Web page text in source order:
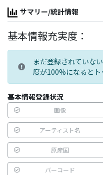
サマリー/統計情報
基本情報充実度：
まだ登録されていな
度が100%になるとト
基本情報登録状況
画像
アーティスト名
原産国
バーコード